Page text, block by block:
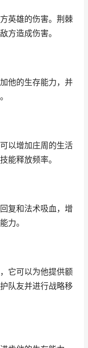
英雄的伤害。荆棘
方造成伤害。
他的生存能力，并
以增加庄周的生活
能释放频率。
复和法术吸血，增
力。
它可以为他提供额
队友并进行战略移